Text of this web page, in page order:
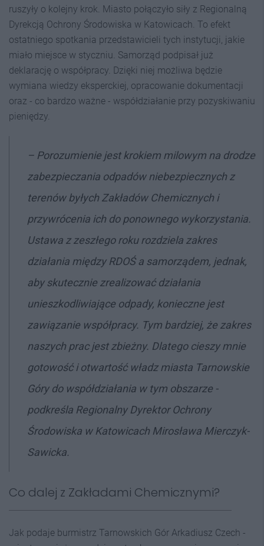
ruszyły o kolejny krok. Miasto połączyło siły z Regionalną
Dyrekcją Ochrony Środowiska w Katowicach. To efekt
ostatniego spotkania przedstawicieli tych instytucji, jakie
miało miejsce w styczniu. Samorząd podpisał już
deklarację o współpracy. Dzięki niej możliwa będzie
wymiana wiedzy eksperckiej, opracowanie dokumentacji
oraz - co bardzo ważne - współdziałanie przy pozyskiwaniu
pieniędzy.
– Porozumienie jest krokiem milowym na drodze
zabezpieczania odpadów niebezpiecznych z
terenów byłych Zakładów Chemicznych i
przywrócenia ich do ponownego wykorzystania.
Ustawa z zeszłego roku rozdziela zakres
działania między RDOŚ a samorządem, jednak,
aby skutecznie zrealizować działania
unieszkodliwiające odpady, konieczne jest
zawiązanie współpracy. Tym bardziej, że zakres
naszych prac jest zbieżny. Dlatego cieszy mnie
gotowość i otwartość władz miasta Tarnowskie
Góry do współdziałania w tym obszarze -
podkreśla Regionalny Dyrektor Ochrony
Środowiska w Katowicach Mirosława Mierczyk-
Sawicka.
Co dalej z Zakładami Chemicznymi?
Jak podaje burmistrz Tarnowskich Gór Arkadiusz Czech -